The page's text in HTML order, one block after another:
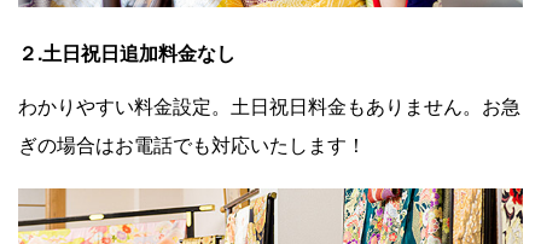
２.土日祝日追加料金なし
わかりやすい料金設定。土日祝日料金もありません。お急
ぎの場合はお電話でも対応いたします！